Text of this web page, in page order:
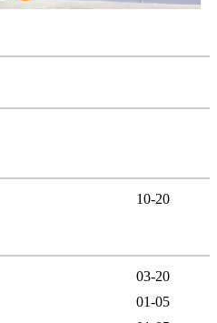
10-20
03-20
01-05